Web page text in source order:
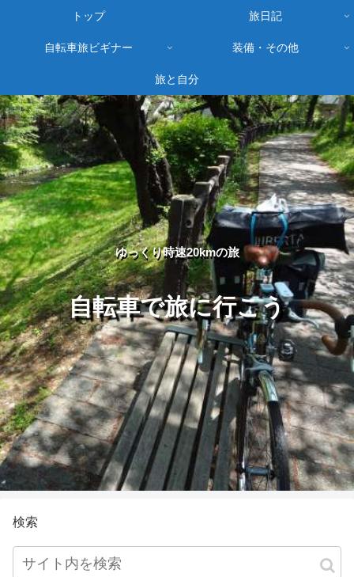
ゆっくり時速20kmの旅
自転車で旅に行こう
トップ 旅日記
自転車旅ビギナー 装備・その他
旅と自分
検索